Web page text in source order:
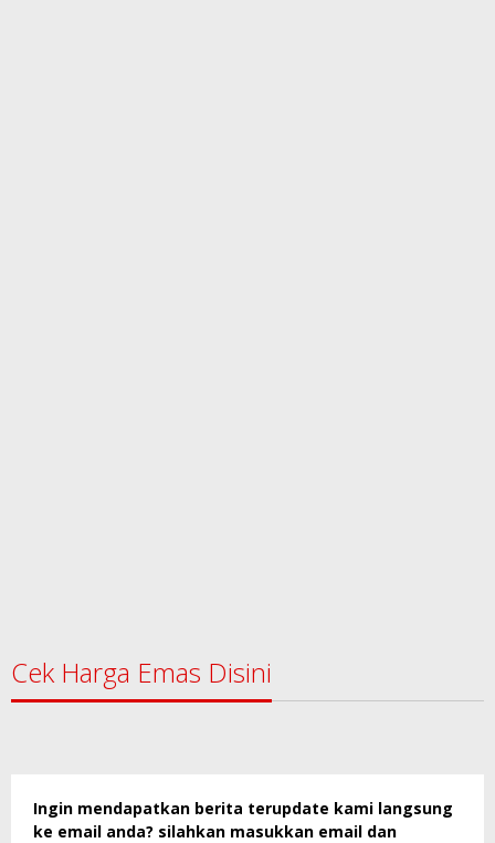
Cek Harga Emas Disini
Ingin mendapatkan berita terupdate kami langsung
ke email anda? silahkan masukkan email dan